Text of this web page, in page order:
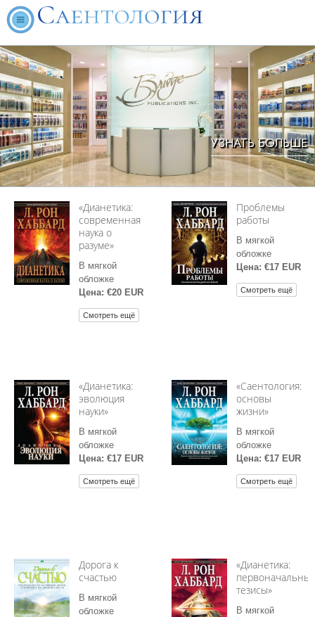
УЗНАТЬ БОЛЬШЕ
«Дианетика:
современная
наука о
разуме»
В мягкой
обложке
Цена: €20 EUR
Смотреть ещё
Проблемы
работы
В мягкой
обложке
Цена: €17 EUR
Смотреть ещё
«Дианетика:
эволюция
науки»
В мягкой
обложке
Цена: €17 EUR
Смотреть ещё
«Саентология:
основы
жизни»
В мягкой
обложке
Цена: €17 EUR
Смотреть ещё
Дорога к
счастью
В мягкой
обложке
«Дианетика:
тезисы»
В мягкой